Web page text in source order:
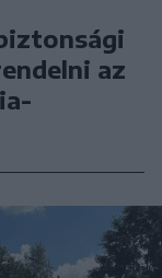
az